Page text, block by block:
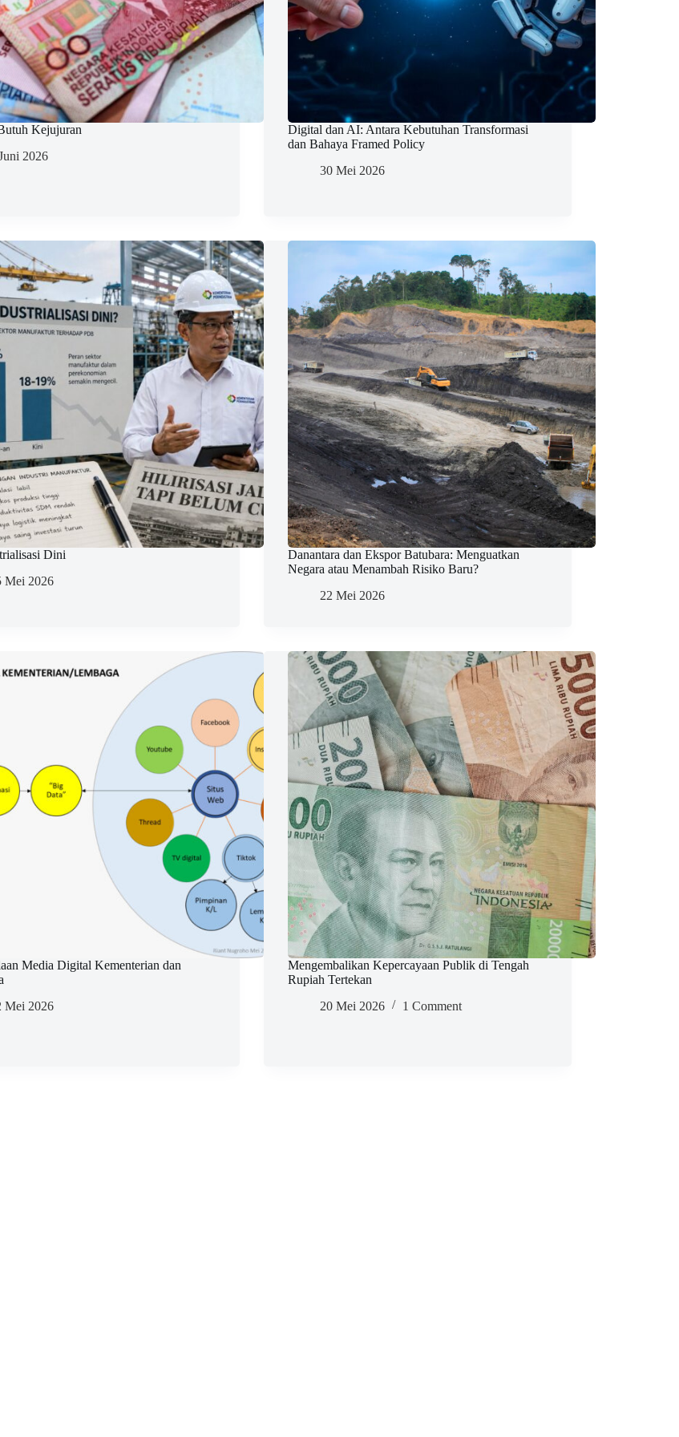
Kejujuran
2026
Digital dan AI: Antara Kebutuhan Transformasi
dan Bahaya Framed Policy
30 Mei 2026
Dini
Mei 2026
Danantara dan Ekspor Batubara: Menguatkan
Negara atau Menambah Risiko Baru?
22 Mei 2026
Media Digital Kementerian dan
Mei 2026
Mengembalikan Kepercayaan Publik di Tengah
Rupiah Tertekan
20 Mei 2026
1 Comment